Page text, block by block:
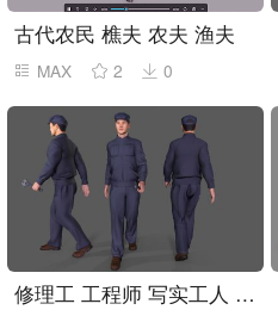
古代农民 樵夫 农夫 渔夫
MAX 2 0
修理工 工程师 写实工人 建筑工人